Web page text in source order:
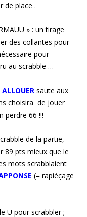
de place .
» : un tirage
des collantes pour
pour
au scrabble …
ALLOUER saute aux
choisira de jouer
perdre 66 !!!
de la partie,
89 pts mieux que le
mots scrabblaient
(= rapiéçage
U pour scrabbler ;